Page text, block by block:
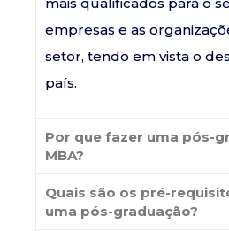
empresas e as
setor, tendo em vista o
país.
Por que fazer uma pós-
MBA?
Quais são os pré-
uma pós-graduação?